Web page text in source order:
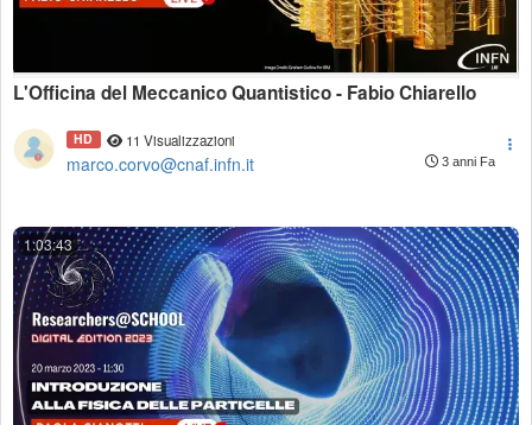
L'Officina del Meccanico Quantistico - Fabio Chiarello
HD 11 Visualizzazioni
marco.corvo@cnaf.infn.it 3 anni Fa
1:03:43